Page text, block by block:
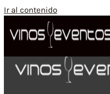
Ir al contenido